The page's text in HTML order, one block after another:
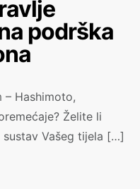
podrška
– Hashimoto,
Želite li
Vašeg tijela […]